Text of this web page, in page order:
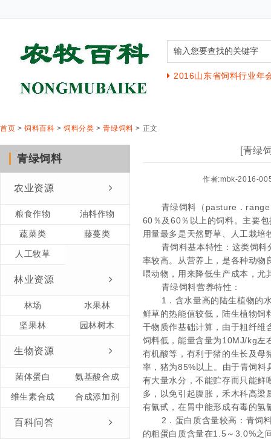
2016山东省饲料行业年
首页 >饲料百科 >饲料分类 >青绿饲料 > 正文
青绿饲料
农业资源
粮食作物 油料作物
蔬菜类 藤蔓类
人工牧草
林业资源
林场 水果林
坚果林 园林树木
生物资源
菌体蛋白 氨基酸合成
维生素合成 合成添加剂
百科问答
[青绿
作者:mbk-2016-
青绿饲料（pasture．
60％及60％以上的饲料。主要
用量最多是天然野草、人工栽培
青饲料基本特性： 这类饲料
率较高。
从营养上，是各种动物
喂动物，用来降低生产成本，尤
青绿饲料营养特性：
1 ．含水量高的陆生植物的
鲜草的热能值较低，陆生植物饲
干物质作基础计算，由于粗纤维
饲料低，能量含量为10MJ/kg左
有机酸等，有利于猪的生长及母
率，猪为85%以上。由于青饲料
有大量水分，不能贮存而只能鲜
多，以免引起腹胀，禾木科高
有氰甙，在胃中能形成有毒的氢
2 ．蛋白质含量较高：青饲
的粗蛋白质含量在1.5 ～ 3.0%之